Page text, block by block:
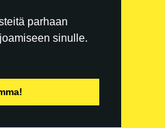
parhaan
sinulle.